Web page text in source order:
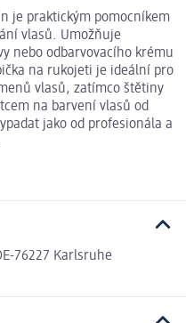
je praktickým pomocníkem
vlasů. Umožňuje
nebo odbarvovacího krému
na rukojeti je ideální pro
vlasů, zatímco štětiny
na barvení vlasů od
jako od profesionála a
76227 Karlsruhe